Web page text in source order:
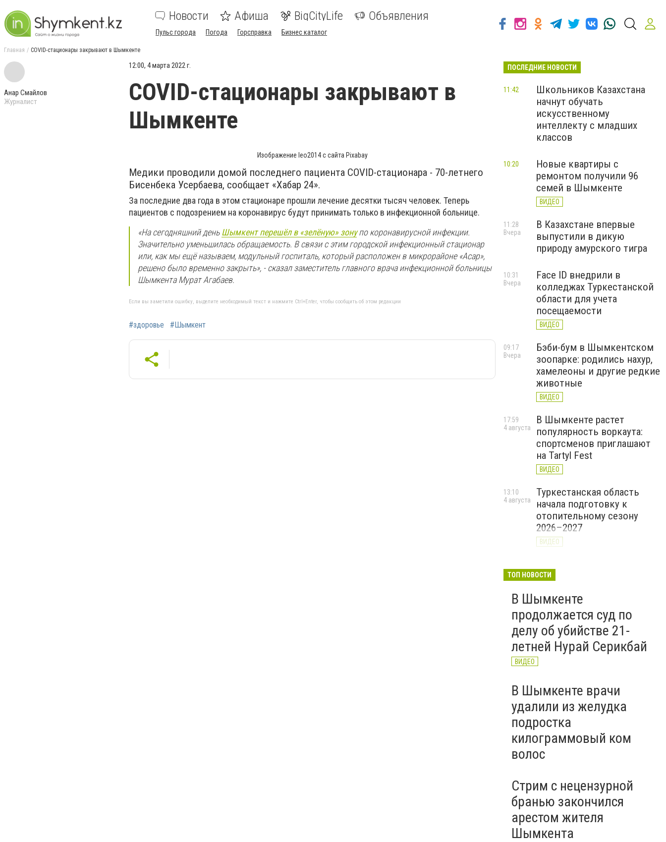
Новости Афиша BigCityLife Объявления
Пульс города Погода Горсправка Бизнес каталог
Главная COVID-стационары закрывают в Шымкенте
Анар Смайлов
Журналист
12:00, 4 марта 2022 г.
COVID-стационары закрывают в
Шымкенте
Изображение leo2014 с сайта Pixabay
Медики проводили домой последнего пациента COVID-стационара - 70-летнего
Бисенбека Усербаева, сообщает «Хабар 24».
За последние два года в этом стационаре прошли лечение десятки тысяч человек. Теперь
пациентов с подозрением на коронавирус будут принимать только в инфекционной больнице.
«На сегодняшний деньШымкент перешёл в «зелёную» зонупо коронавирусной инфекции.
Значительно уменьшилась обращаемость. В связи с этим городской инфекционный стационар
или, как мы ещё называем, модульный госпиталь, который расположен в микрорайоне «Асар»,
решено было временно закрыть», - сказал заместитель главного врача инфекционной больницы
Шымкента Мурат Агабаев.
Если вы заметили ошибку, выделите необходимый текст и нажмите Ctrl+Enter, чтобы сообщить об этом редакции
#здоровье #Шымкент
ПОСЛЕДНИЕ НОВОСТИ
Школьников Казахстана
начнут обучать
искусственному
интеллекту с младших
классов
11:42
Новые квартиры с
ремонтом получили 96
семей в Шымкенте
ВИДЕО
10:20
В Казахстане впервые
выпустили в дикую
природу амурского тигра
11:28
Вчера
Face ID внедрили в
колледжах Туркестанской
области для учета
посещаемости
ВИДЕО
10:31
Вчера
Бэби-бум в Шымкентском
зоопарке: родились нахур,
хамелеоны и другие редкие
животные
ВИДЕО
09:17
Вчера
В Шымкенте растет
популярность воркаута:
спортсменов приглашают
на Tartyl Fest
ВИДЕО
17:59
4 августа
Туркестанская область
начала подготовку к
отопительному сезону
2026–2027
ВИДЕО
13:10
4 августа
Туркестанскую область
шквал
4 августа
ТОП НОВОСТИ
В Шымкенте
продолжается суд по
делу об убийстве 21-
летней Нурай Серикбай
ВИДЕО
В Шымкенте врачи
удалили из желудка
подростка
килограммовый ком
волос
Стрим с нецензурной
бранью закончился
арестом жителя
Шымкента